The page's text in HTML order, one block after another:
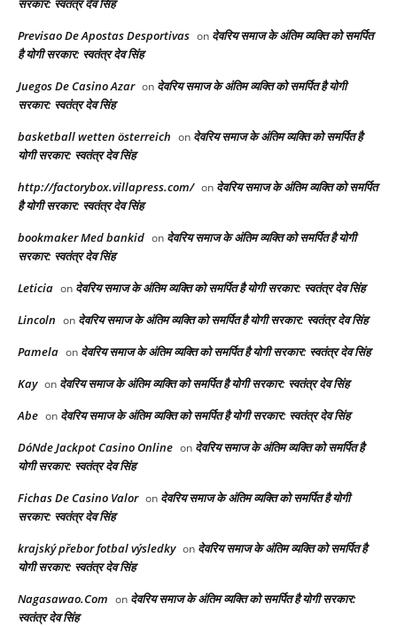
सरकार: स्वतंत्र देव सिंह
Previsao De Apostas Desportivas on देवरिय समाज के अंतिम व्यक्ति को समर्पित
है योगी सरकार: स्वतंत्र देव सिंह
Juegos De Casino Azar on देवरिय समाज के अंतिम व्यक्ति को समर्पित है योगी
सरकार: स्वतंत्र देव सिंह
basketball wetten österreich on देवरिय समाज के अंतिम व्यक्ति को समर्पित है
योगी सरकार: स्वतंत्र देव सिंह
http://factorybox.villapress.com/ on देवरिय समाज के अंतिम व्यक्ति को समर्पित
है योगी सरकार: स्वतंत्र देव सिंह
bookmaker Med bankid on देवरिय समाज के अंतिम व्यक्ति को समर्पित है योगी
सरकार: स्वतंत्र देव सिंह
Leticia on देवरिय समाज के अंतिम व्यक्ति को समर्पित है योगी सरकार: स्वतंत्र देव सिंह
Lincoln on देवरिय समाज के अंतिम व्यक्ति को समर्पित है योगी सरकार: स्वतंत्र देव सिंह
Pamela on देवरिय समाज के अंतिम व्यक्ति को समर्पित है योगी सरकार: स्वतंत्र देव सिंह
Kay on देवरिय समाज के अंतिम व्यक्ति को समर्पित है योगी सरकार: स्वतंत्र देव सिंह
Abe on देवरिय समाज के अंतिम व्यक्ति को समर्पित है योगी सरकार: स्वतंत्र देव सिंह
DóNde Jackpot Casino Online on देवरिय समाज के अंतिम व्यक्ति को समर्पित है
योगी सरकार: स्वतंत्र देव सिंह
Fichas De Casino Valor on देवरिय समाज के अंतिम व्यक्ति को समर्पित है योगी
सरकार: स्वतंत्र देव सिंह
krajský přebor fotbal výsledky on देवरिय समाज के अंतिम व्यक्ति को समर्पित है
योगी सरकार: स्वतंत्र देव सिंह
Nagasawao.Com on देवरिय समाज के अंतिम व्यक्ति को समर्पित है योगी सरकार:
स्वतंत्र देव सिंह